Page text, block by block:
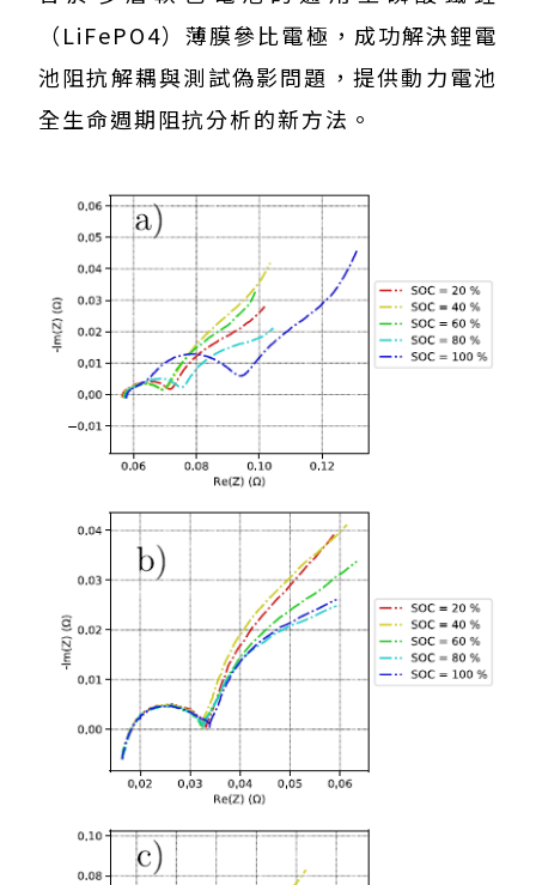
（LiFePO4）薄膜參比電極，成功解決鋰電
池阻抗解耦與測試偽影問題，提供動力電池
全生命週期阻抗分析的新方法。